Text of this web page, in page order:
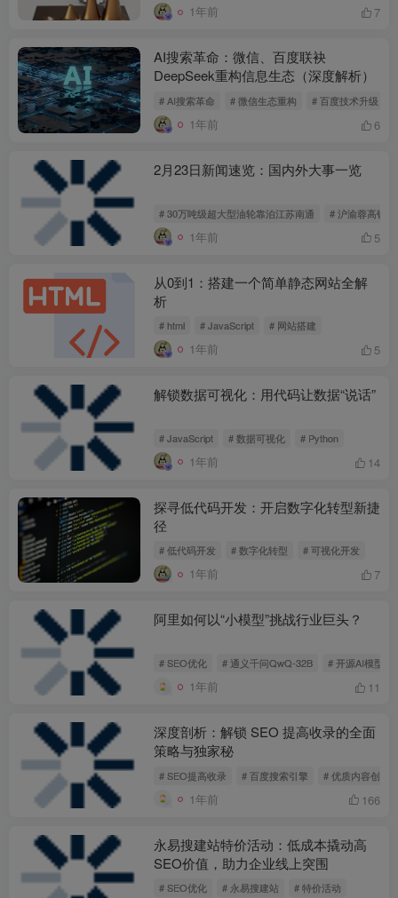
1年前 7
AI搜索革命：微信、百度联袂
DeepSeek重构信息生态（深度解析）
# AI搜索革命 # 微信生态重构 # 百度技术升级
1年前 6
2月23日新闻速览：国内外大事一览
# 30万吨级超大型油轮靠泊江苏南通 # 沪渝蓉高铁
1年前 5
从0到1：搭建一个简单静态网站全解
析
# html # JavaScript # 网站搭建
1年前 5
解锁数据可视化：用代码让数据“说话”
# JavaScript # 数据可视化 # Python
1年前 14
探寻低代码开发：开启数字化转型新捷
径
# 低代码开发 # 数字化转型 # 可视化开发
1年前 7
阿里如何以“小模型”挑战行业巨头？
# SEO优化 # 通义千问QwQ-32B # 开源AI模型
1年前 11
深度剖析：解锁 SEO 提高收录的全面
策略与独家秘
# SEO提高收录 # 百度搜索引擎 # 优质内容创作
1年前 166
永易搜建站特价活动：低成本撬动高
SEO价值，助力企业线上突围
# SEO优化 # 永易搜建站 # 特价活动